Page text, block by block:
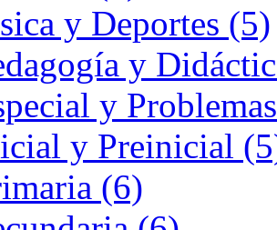
y Deportes (5)
y
y
y Preinicial
(6)